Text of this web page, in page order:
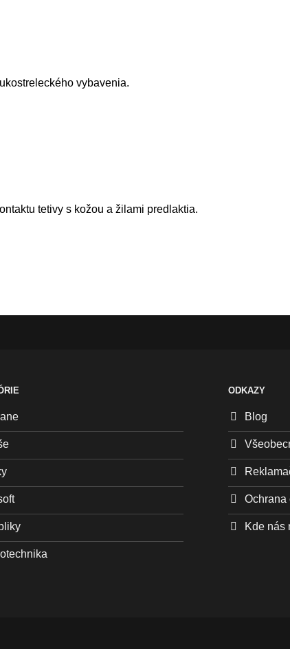
vybavenia.
tetivy s kožou a žilami predlaktia.
ODKAZY
Blog
Ochrana
Kde nás